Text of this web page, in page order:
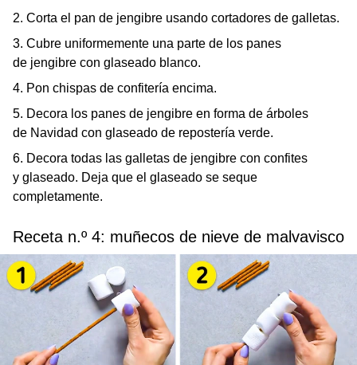
2. Corta el pan de jengibre usando cortadores de galletas.
3. Cubre uniformemente una parte de los panes
de jengibre con glaseado blanco.
4. Pon chispas de confitería encima.
5. Decora los panes de jengibre en forma de árboles
de Navidad con glaseado de repostería verde.
6. Decora todas las galletas de jengibre con confites
y glaseado. Deja que el glaseado se seque
completamente.
Receta n.º 4: muñecos de nieve de malvavisco